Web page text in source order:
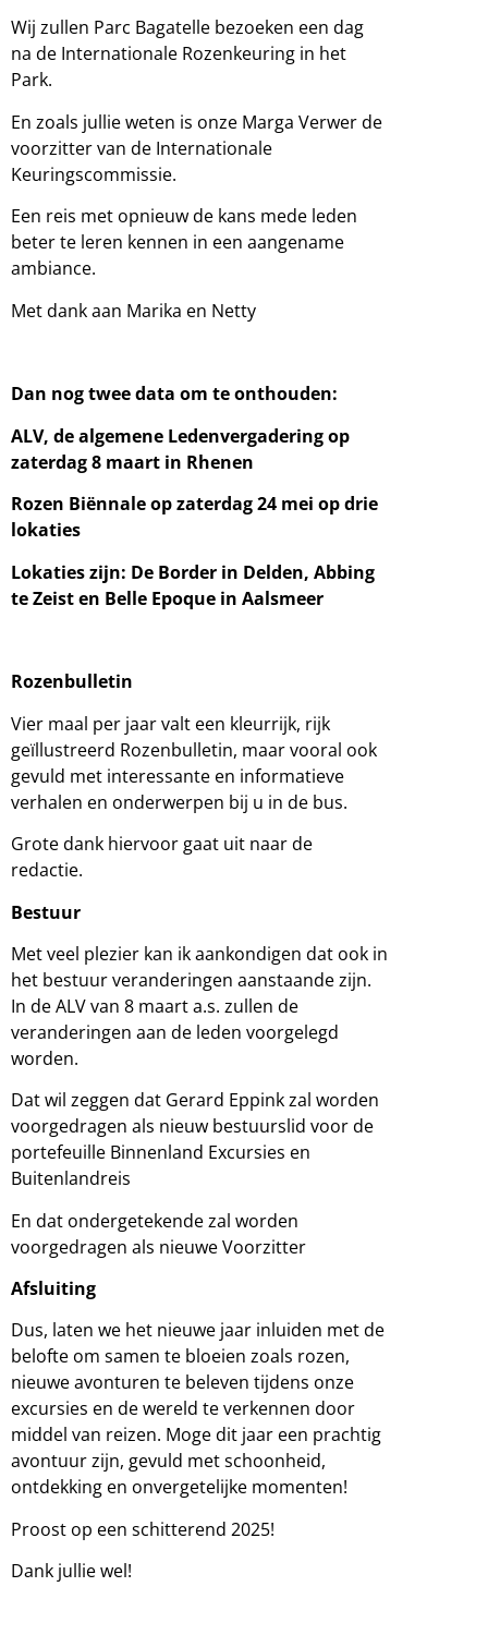
Wij zullen Parc Bagatelle bezoeken een dag
na de Internationale Rozenkeuring in het
Park.
En zoals jullie weten is onze Marga Verwer de
voorzitter van de Internationale
Keuringscommissie.
Een reis met opnieuw de kans mede leden
beter te leren kennen in een aangename
ambiance.
Met dank aan Marika en Netty
Dan nog twee data om te onthouden:
ALV, de algemene Ledenvergadering op
zaterdag 8 maart in Rhenen
Rozen Biënnale op zaterdag 24 mei op drie
lokaties
Lokaties zijn: De Border in Delden, Abbing
te Zeist en Belle Epoque in Aalsmeer
Rozenbulletin
Vier maal per jaar valt een kleurrijk, rijk
geïllustreerd Rozenbulletin, maar vooral ook
gevuld met interessante en informatieve
verhalen en onderwerpen bij u in de bus.
Grote dank hiervoor gaat uit naar de
redactie.
Bestuur
Met veel plezier kan ik aankondigen dat ook in
het bestuur veranderingen aanstaande zijn.
In de ALV van 8 maart a.s. zullen de
veranderingen aan de leden voorgelegd
worden.
Dat wil zeggen dat Gerard Eppink zal worden
voorgedragen als nieuw bestuurslid voor de
portefeuille Binnenland Excursies en
Buitenlandreis
En dat ondergetekende zal worden
voorgedragen als nieuwe Voorzitter
Afsluiting
Dus, laten we het nieuwe jaar inluiden met de
belofte om samen te bloeien zoals rozen,
nieuwe avonturen te beleven tijdens onze
excursies en de wereld te verkennen door
middel van reizen. Moge dit jaar een prachtig
avontuur zijn, gevuld met schoonheid,
ontdekking en onvergetelijke momenten!
Proost op een schitterend 2025!
Dank jullie wel!